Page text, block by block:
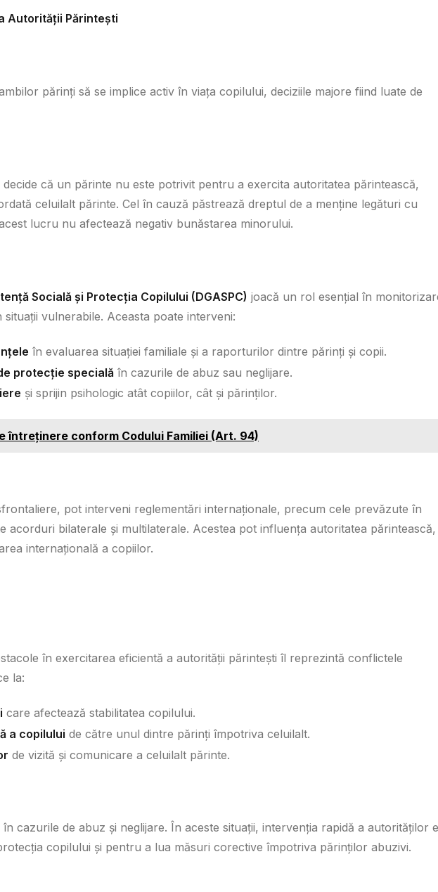
Autorității Părintești
părinți să se implice activ în viața copilului, deciziile majore fiind luate de
că un părinte nu este potrivit pentru a exercita autoritatea părintească,
celuilalt părinte. Cel în cauză păstrează dreptul de a menține legături cu
lucru nu afectează negativ bunăstarea minorului.
Socială și Protecția Copilului (DGASPC) joacă un rol esențial în
vulnerabile. Aceasta poate interveni:
în evaluarea situației familiale și a raporturilor dintre părinți și copii.
protecție specială în cazurile de abuz sau neglijare.
și sprijin psihologic atât copiilor, cât și părinților.
întreținere conform Codului Familiei (Art. 94)
pot interveni reglementări internaționale, precum cele prevăzute în
acorduri bilaterale și multilaterale. Acestea pot influența autoritatea părintească,
internațională a copiilor.
în exercitarea eficientă a autorității părintești îl reprezintă conflictele
la:
care afectează stabilitatea copilului.
a copilului de către unul dintre părinți împotriva celuilalt.
de vizită și comunicare a celuilalt părinte.
cazurile de abuz și neglijare. În aceste situații, intervenția rapidă a autorităților
copilului și pentru a lua măsuri corective împotriva părinților abuzivi.